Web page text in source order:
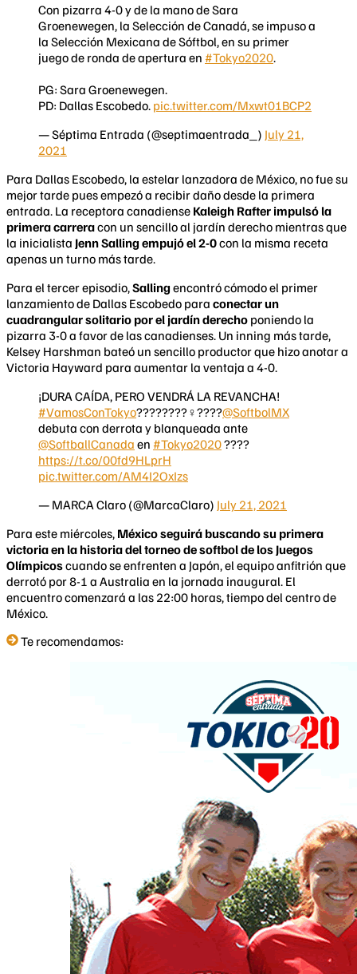
Con pizarra 4-0 y de la mano de Sara
Groenewegen, la Selección de Canadá, se impuso a
la Selección Mexicana de Sóftbol, en su primer
juego de ronda de apertura en #Tokyo2020.
PG: Sara Groenewegen.
PD: Dallas Escobedo. pic.twitter.com/Mxwt01BCP2
— Séptima Entrada (@septimaentrada_) July 21,
2021
Para Dallas Escobedo, la estelar lanzadora de México, no fue su
mejor tarde pues empezó a recibir daño desde la primera
entrada. La receptora canadiense Kaleigh Rafter impulsó la
primera carreracon un sencillo al jardín derecho mientras que
la inicialista Jenn Salling empujó el 2-0con la misma receta
apenas un turno más tarde.
Para el tercer episodio,Salling encontró cómodo el primer
lanzamiento de Dallas Escobedo para conectar un
cuadrangular solitario por el jardín derecho poniendo la
pizarra 3-0 a favor de las canadienses. Un inning más tarde,
Kelsey Harshman bateó un sencillo productor que hizo anotar a
Victoria Hayward para aumentar la ventaja a 4-0.
¡DURA CAÍDA, PERO VENDRÁ LA REVANCHA!
#VamosConTokyo????????‍♀️????@SoftbolMX
debuta con derrota y blanqueada ante
@SoftballCanada en #Tokyo2020????
https://t.co/00fd9HLprH
pic.twitter.com/AM4I2OxIzs
— MARCA Claro (@MarcaClaro) July 21, 2021
Para este miércoles, México seguirá buscando su primera
victoria en la historia del torneo de softbol de los Juegos
Olímpicoscuando se enfrenten a Japón, el equipo anfitrión que
derrotó por 8-1 a Australia en la jornada inaugural. El
encuentro comenzará a las 22:00 horas, tiempo del centro de
México.
Te recomendamos: